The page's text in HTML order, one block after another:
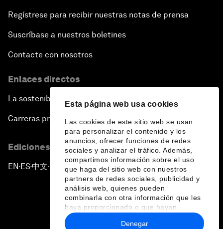
Esta página web usa cookies
Las cookies de este sitio web se usan
para personalizar el contenido y los
anuncios, ofrecer funciones de redes
sociales y analizar el tráfico. Además,
compartimos información sobre el uso
que haga del sitio web con nuestros
partners de redes sociales, publicidad y
análisis web, quienes pueden
combinarla con otra información que les
haya proporcionado o que hayan
recopilado a partir del uso que haya
hecho de sus servicios.
Denegar
Regístrese para recibir nuestras notas de prensa
Suscríbase a nuestros boletines
Contacte con nosotros
Enlaces directos
La sostenibilidad en el Foro
Carreras profesionales
Ediciones en otros idiomas
EN ▪ES▪中文▪ 日本語